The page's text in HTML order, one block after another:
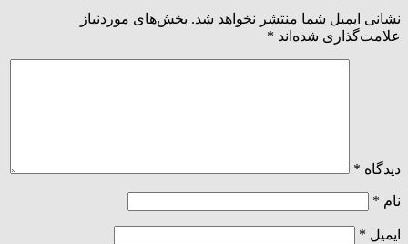
نشانی ایمیل شما منتشر نخواهد شد. بخش‌های موردنیاز
علامت‌گذاری شده‌اند *
دیدگاه *
نام *
ایمیل *